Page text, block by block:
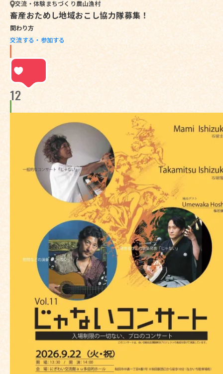
交流・体験まちづくり農山漁村
畜産おためし地域おこし協力隊募集！
関わり方
交流する・参加する
12